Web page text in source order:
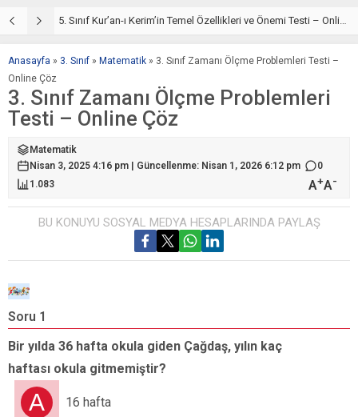
5. Sınıf Kur’an-ı Kerim’in Temel Özellikleri ve Önemi Testi – Online Çöz
Anasayfa » 3. Sınıf » Matematik » 3. Sınıf Zamanı Ölçme Problemleri Testi –
Online Çöz
3. Sınıf Zamanı Ölçme Problemleri
Testi – Online Çöz
Matematik
Nisan 3, 2025 4:16 pm | Güncellenme: Nisan 1, 2026 6:12 pm
0
1.083
A+A-
BU KONUYU SOSYAL MEDYA HESAPLARINDA PAYLAŞ
Soru 1
Bir yılda 36 hafta okula giden Çağdaş, yılın kaç
haftası okula gitmemiştir?
A 16 hafta